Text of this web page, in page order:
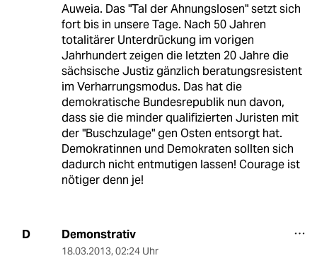
Auweia. Das "Tal der Ahnungslosen" setzt sich
fort bis in unsere Tage. Nach 50 Jahren
totalitärer Unterdrückung im vorigen
Jahrhundert zeigen die letzten 20 Jahre die
sächsische Justiz gänzlich beratungsresistent
im Verharrungsmodus. Das hat die
demokratische Bundesrepublik nun davon,
dass sie die minder qualifizierten Juristen mit
der "Buschzulage" gen Osten entsorgt hat.
Demokratinnen und Demokraten sollten sich
dadurch nicht entmutigen lassen! Courage ist
nötiger denn je!
D Demonstrativ
18.03.2013, 02:24 Uhr